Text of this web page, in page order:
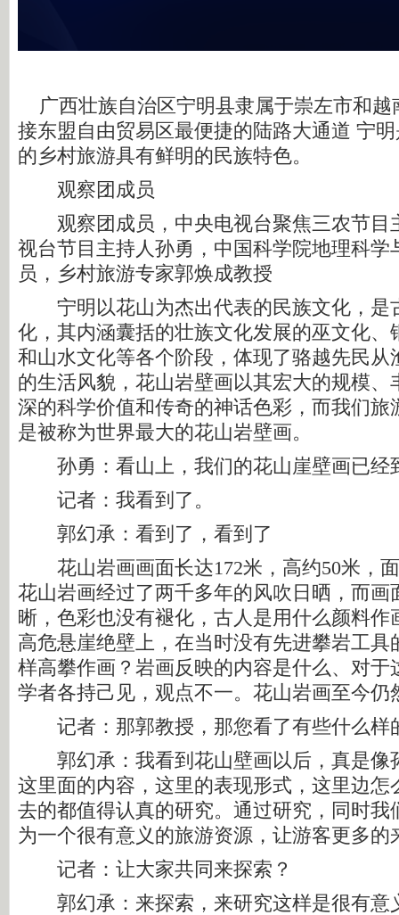
广西壮族自治区宁明县隶属于崇左市和越
接东盟自由贸易区最便捷的陆路大通道 宁
的乡村旅游具有鲜明的民族特色。
观察团成员
观察团成员，中央电视台聚焦三农节目
视台节目主持人孙勇，中国科学院地理科学
员，乡村旅游专家郭焕成教授
宁明以花山为杰出代表的民族文化，是
化，其内涵囊括的壮族文化发展的巫文化、
和山水文化等各个阶段，体现了骆越先民从
的生活风貌，花山岩壁画以其宏大的规模、
深的科学价值和传奇的神话色彩，而我们旅
是被称为世界最大的花山岩壁画。
孙勇：看山上，我们的花山崖壁画已经
记者：我看到了。
郭幻承：看到了，看到了
花山岩画画面长达172米，高约50米，面
花山岩画经过了两千多年的风吹日晒，而画
晰，色彩也没有褪化，古人是用什么颜料作
高危悬崖绝壁上，在当时没有先进攀岩工具
样高攀作画？岩画反映的内容是什么、对于
学者各持己见，观点不一。花山岩画至今仍
记者：那郭教授，那您看了有些什么样
郭幻承：我看到花山壁画以后，真是像
这里面的内容，这里的表现形式，这里边怎
去的都值得认真的研究。通过研究，同时我
为一个很有意义的旅游资源，让游客更多的
记者：让大家共同来探索？
郭幻承：来探索，来研究这样是很有意